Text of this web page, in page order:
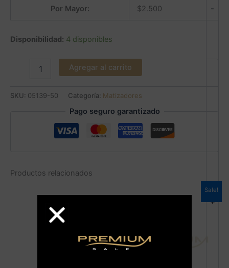
Por Mayor: $2.500
Disponibilidad: 4 disponibles
-
+
Agregar al carrito
SKU: 05139-50 Categoría: Matizadores
Pago seguro garantizado
Productos relacionados
Sale!